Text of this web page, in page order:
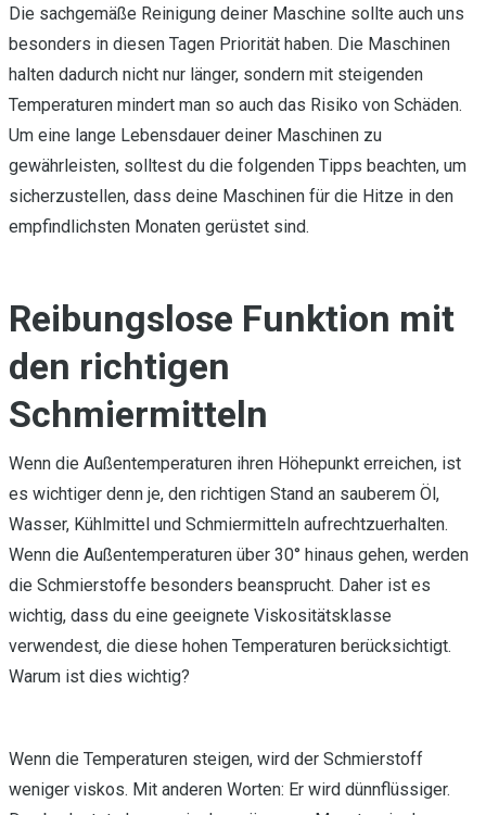
Die sachgemäße Reinigung deiner Maschine sollte auch uns
besonders in diesen Tagen Priorität haben. Die Maschinen
halten dadurch nicht nur länger, sondern mit steigenden
Temperaturen mindert man so auch das Risiko von Schäden.
Um eine lange Lebensdauer deiner Maschinen zu
gewährleisten, solltest du die folgenden Tipps beachten, um
sicherzustellen, dass deine Maschinen für die Hitze in den
empfindlichsten Monaten gerüstet sind.
Reibungslose Funktion mit
den richtigen
Schmiermitteln
Wenn die Außentemperaturen ihren Höhepunkt erreichen, ist
es wichtiger denn je, den richtigen Stand an sauberem Öl,
Wasser, Kühlmittel und Schmiermitteln aufrechtzuerhalten.
Wenn die Außentemperaturen über 30° hinaus gehen, werden
die Schmierstoffe besonders beansprucht. Daher ist es
wichtig, dass du eine geeignete Viskositätsklasse
verwendest, die diese hohen Temperaturen berücksichtigt.
Warum ist dies wichtig?
Wenn die Temperaturen steigen, wird der Schmierstoff
weniger viskos. Mit anderen Worten: Er wird dünnflüssiger.